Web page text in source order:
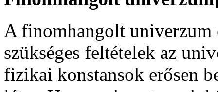
A finomhangolt univerzum
szükséges feltételek az
fizikai konstansok erősen